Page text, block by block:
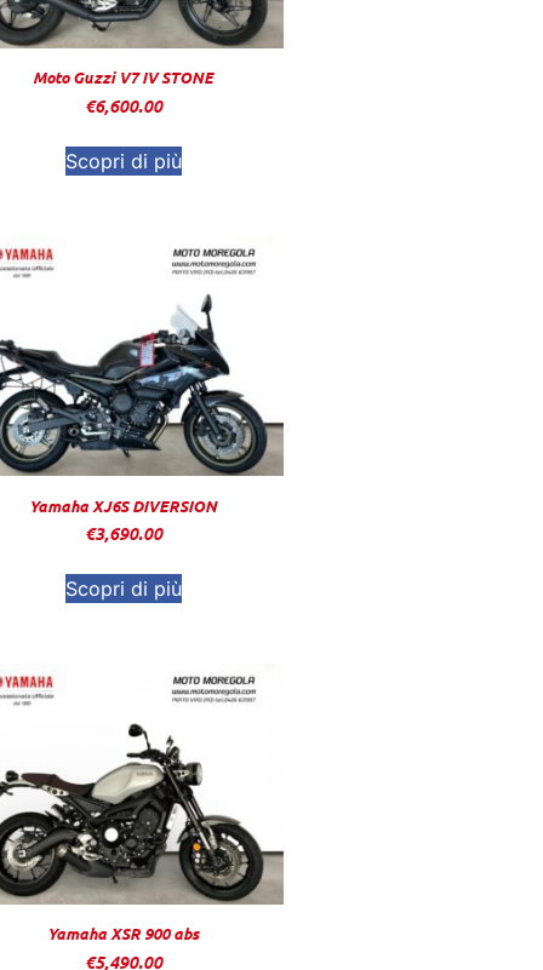
Moto Guzzi V7 IV STONE
€6,600.00
Scopri di più
Yamaha XJ6S DIVERSION
€3,690.00
Scopri di più
Yamaha XSR 900 abs
€5,490.00